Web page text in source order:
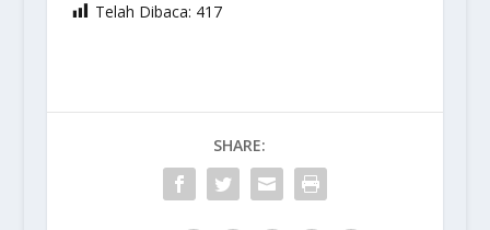
Telah Dibaca: 417
SHARE: